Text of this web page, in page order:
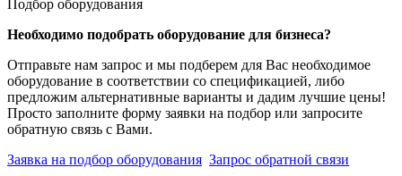
Подбор оборудования
Необходимо подобрать оборудование для бизнеса?
Отправьте нам запрос и мы подберем для Вас необходимое
оборудование в соответствии со спецификацией, либо
предложим альтернативные варианты и дадим лучшие цены!
Просто заполните форму заявки на подбор или запросите
обратную связь с Вами.
Заявка на подбор оборудования Запрос обратной связи